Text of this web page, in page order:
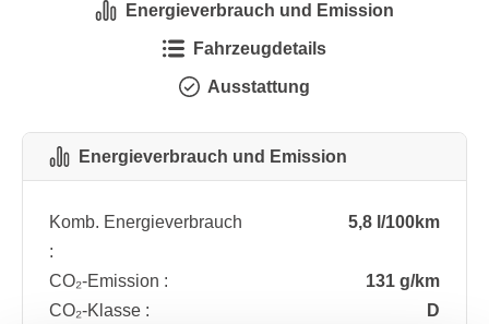
Energieverbrauch und Emission
Fahrzeugdetails
Ausstattung
Energieverbrauch und Emission
Komb. Energieverbrauch
:
5,8 l/100km
CO₂-Emission :
131 g/km
CO₂-Klasse :
D